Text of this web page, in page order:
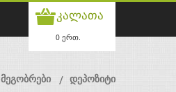
კალათა
0 ერთ.
მეგობრები დეპოზიტი